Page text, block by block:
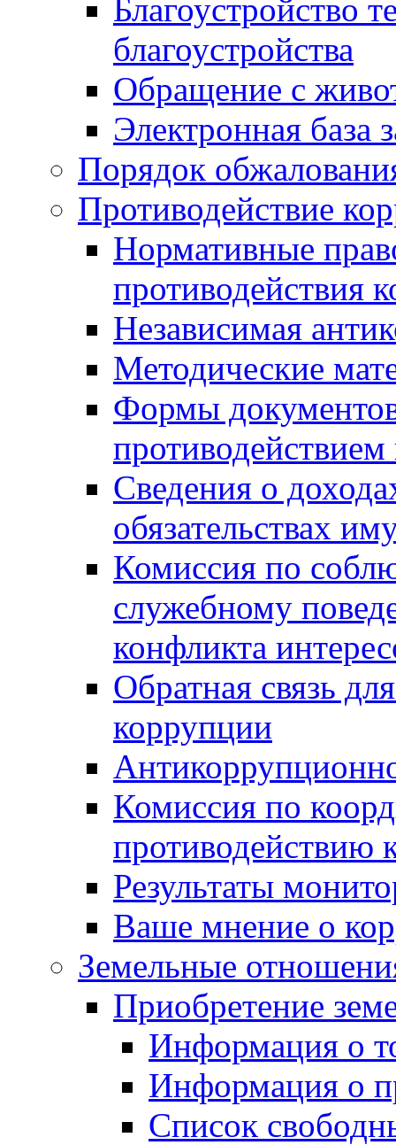
Благоустройство
благоустройства
Обращение с
Электронная база
Порядок
Противодействие
Нормативные
противодействия
Независимая
Методические
Формы
Сведения о
обязательствах
Комиссия по
служебному
конфликта
Обратная связь
коррупции
Комиссия по
противодействию
Результаты
Ваше мнение о
Земельные
Приобретение
Информация о
Информация о
Список